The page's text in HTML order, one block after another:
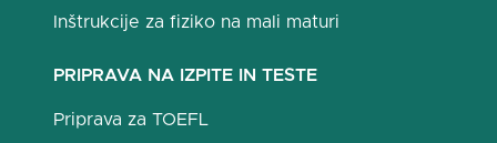
Inštrukcije za fiziko na mali maturi
PRIPRAVA NA IZPITE IN TESTE
Priprava za TOEFL